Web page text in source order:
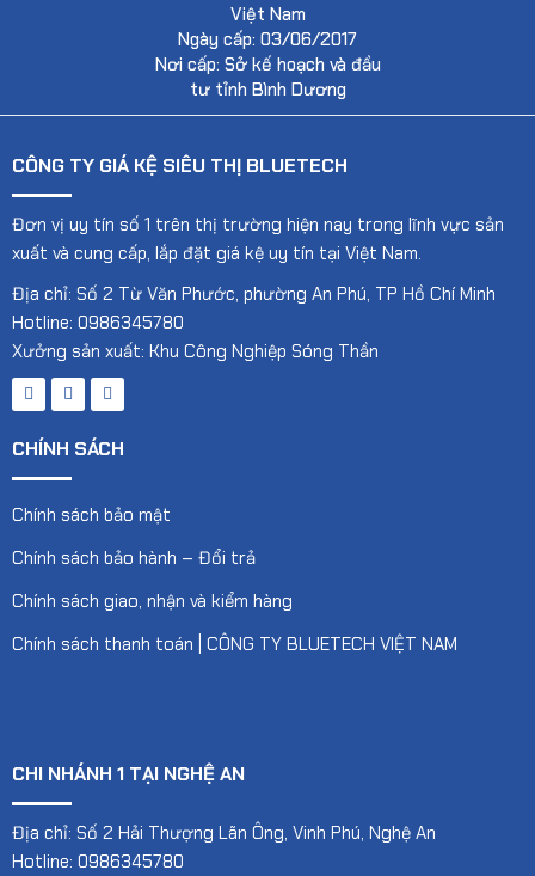
Việt Nam
Ngày cấp: 03/06/2017
Nơi cấp: Sở kế hoạch và đầu
tư tỉnh Bình Dương
CÔNG TY GIÁ KỆ SIÊU THỊ BLUETECH
Đơn vị uy tín số 1 trên thị trường hiện nay trong lĩnh vực sản
xuất và cung cấp, lắp đặt giá kệ uy tín tại Việt Nam.
Địa chỉ: Số 2 Từ Văn Phước, phường An Phú, TP Hồ Chí Minh
Hotline: 0986345780
Xưởng sản xuất: Khu Công Nghiệp Sóng Thần
CHÍNH SÁCH
Chính sách bảo mật
Chính sách bảo hành – Đổi trả
Chính sách giao, nhận và kiểm hàng
Chính sách thanh toán | CÔNG TY BLUETECH VIỆT NAM
CHI NHÁNH 1 TẠI NGHỆ AN
Địa chỉ: Số 2 Hải Thượng Lãn Ông, Vinh Phú, Nghệ An
Hotline: 0986345780